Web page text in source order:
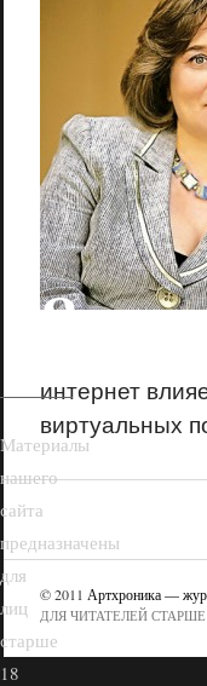
интернет
виртуальных
© 2011 Артхроника —
ДЛЯ ЧИТАТЕЛЕЙ СТАРШЕ
18+
Материалы
нашего
сайта
предназначены
для
лиц
старше
18